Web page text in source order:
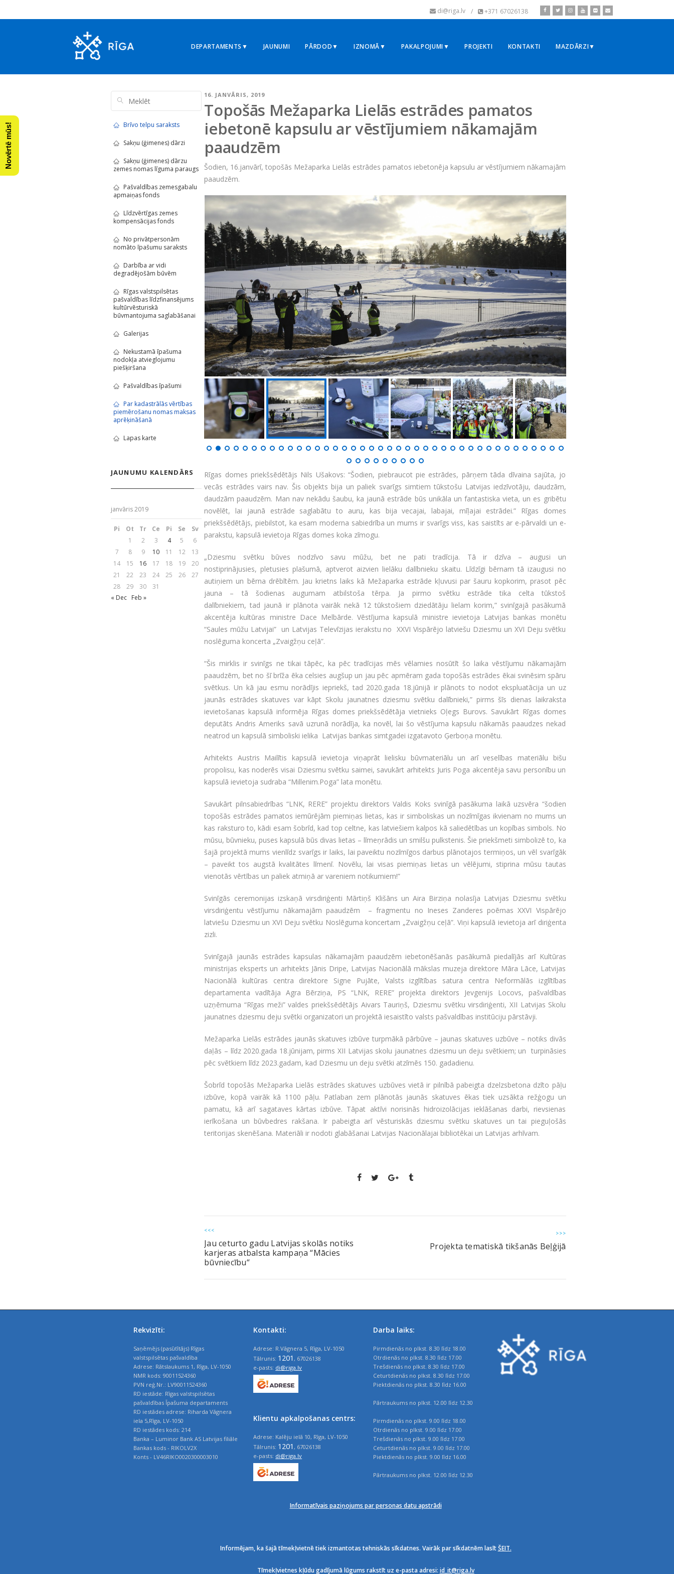
di@riga.lv / +371 67026138
DEPARTAMENTS▼ JAUNUMI PĀRDOD▼ IZNOMĀ▼ PAKALPOJUMI▼ PROJEKTI KONTAKTI MAZDĀRZI▼
16. JANVĀRIS, 2019
Topošās Mežaparka Lielās estrādes pamatos
iebetonē kapsulu ar vēstījumiem nākamajām
paaudzēm
Šodien, 16.janvārī, topošās Mežaparka Lielās estrādes pamatos iebetonēja kapsulu ar vēstījumiem nākamajām
paaudzēm.
Rīgas domes priekšsēdētājs Nils Ušakovs: “Šodien, piebraucot pie estrādes, pārņem tāda dīvaina sajūta, jo
vecās estrādes vairs nav. Šis objekts bija un paliek svarīgs simtiem tūkstošu Latvijas iedzīvotāju, daudzām,
daudzām paaudzēm. Man nav nekādu šaubu, ka jaunā estrāde būs unikāla un fantastiska vieta, un es gribētu
novēlēt, lai jaunā estrāde saglabātu to auru, kas bija vecajai, labajai, mīļajai estrādei.” Rīgas domes
priekšsēdētājs, piebilstot, ka esam moderna sabiedrība un mums ir svarīgs viss, kas saistīts ar e-pārvaldi un e-
parakstu, kapsulā ievietoja Rīgas domes koka zīmogu.
„Dziesmu svētku būves nodzīvo savu mūžu, bet ne pati tradīcija. Tā ir dzīva – augusi un
nostiprinājusies, pletusies plašumā, aptverot aizvien lielāku dalībnieku skaitu. Līdzīgi bērnam tā izaugusi no
autiņiem un bērna drēbītēm. Jau krietns laiks kā Mežaparka estrāde kļuvusi par šauru kopkorim, prasot pēc
jauna – tā šodienas augumam atbilstoša tērpa. Ja pirmo svētku estrāde tika celta tūkstoš
dalībniekiem, tad jaunā ir plānota vairāk nekā 12 tūkstošiem dziedātāju lielam korim,” svinīgajā pasākumā
akcentēja kultūras ministre Dace Melbārde. Vēstījuma kapsulā ministre ievietoja Latvijas bankas monētu
“Saules mūžu Latvijai” un Latvijas Televīzijas ierakstu no XXVI Vispārējo latviešu Dziesmu un XVI Deju svētku
noslēguma koncerta „Zvaigžņu ceļā”.
“Šis mirklis ir svinīgs ne tikai tāpēc, ka pēc tradīcijas mēs vēlamies nosūtīt šo laika vēstījumu nākamajām
paaudzēm, bet no šī brīža ēka celsies augšup un jau pēc apmēram gada topošās estrādes ēkai svinēsim spāru
svētkus. Un kā jau esmu norādījis iepriekš, tad 2020.gada 18.jūnijā ir plānots to nodot ekspluatācija un uz
jaunās estrādes skatuves var kāpt Skolu jaunatnes dziesmu svētku dalībnieki,” pirms šīs dienas laikraksta
ievietošanas kapsulā informēja Rīgas domes priekšsēdētāja vietnieks Oļegs Burovs. Savukārt Rīgas domes
deputāts Andris Ameriks savā uzrunā norādīja, ka novēl, lai šo vēstījuma kapsulu nākamās paaudzes nekad
neatrod un kapsulā simboliski ielika Latvijas bankas simtgadei izgatavoto Ģerboņa monētu.
Arhitekts Austris Mailītis kapsulā ievietoja viņaprāt lielisku būvmateriālu un arī veselības materiālu bišu
propolisu, kas noderēs visai Dziesmu svētku saimei, savukārt arhitekts Juris Poga akcentēja savu personību un
kapsulā ievietoja sudraba “Millenim.Poga” lata monētu.
Savukārt pilnsabiedrības “LNK, RERE” projektu direktors Valdis Koks svinīgā pasākuma laikā uzsvēra “šodien
topošās estrādes pamatos iemūrējām piemiņas lietas, kas ir simboliskas un nozīmīgas ikvienam no mums un
kas raksturo to, kādi esam šobrīd, kad top celtne, kas latviešiem kalpos kā saliedētības un kopības simbols. No
mūsu, būvnieku, puses kapsulā būs divas lietas – līmeņrādis un smilšu pulkstenis. Šie priekšmeti simbolizē to, ka
šajā projektā mums vienlīdz svarīgs ir laiks, lai paveiktu nozīmīgos darbus plānotajos termiņos, un vēl svarīgāk
– paveikt tos augstā kvalitātes līmenī. Novēlu, lai visas piemiņas lietas un vēlējumi, stiprina mūsu tautas
vienotās vērtības un paliek atmiņā ar vareniem notikumiem!”
Svinīgās ceremonijas izskaņā virsdiriģenti Mārtiņš Klišāns un Aira Birziņa nolasīja Latvijas Dziesmu svētku
virsdiriģentu vēstījumu nākamajām paaudzēm – fragmentu no Ineses Zanderes poēmas XXVI Vispārējo
latviešu Dziesmu un XVI Deju svētku Noslēguma koncertam „Zvaigžņu ceļā”. Viņi kapsulā ievietoja arī diriģenta
zizli.
Svinīgajā jaunās estrādes kapsulas nākamajām paaudzēm iebetonēšanās pasākumā piedalījās arī Kultūras
ministrijas eksperts un arhitekts Jānis Dripe, Latvijas Nacionālā mākslas muzeja direktore Māra Lāce, Latvijas
Nacionālā kultūras centra direktore Signe Pujāte, Valsts izglītības satura centra Neformālās izglītības
departamenta vadītāja Agra Bērziņa, PS “LNK, RERE” projekta direktors Jevgenijs Locovs, pašvaldības
uzņēmuma “Rīgas meži” valdes priekšsēdētājs Aivars Tauriņš, Dziesmu svētku virsdiriģenti, XII Latvijas Skolu
jaunatnes dziesmu deju svētki organizatori un projektā iesaistīto valsts pašvaldības institūciju pārstāvji.
Mežaparka Lielās estrādes jaunās skatuves izbūve turpmākā pārbūve – jaunas skatuves uzbūve – notiks divās
daļās – līdz 2020.gada 18.jūnijam, pirms XII Latvijas skolu jaunatnes dziesmu un deju svētkiem; un turpināsies
pēc svētkiem līdz 2023.gadam, kad Dziesmu un deju svētki atzīmēs 150. gadadienu.
Šobrīd topošās Mežaparka Lielās estrādes skatuves uzbūves vietā ir pilnībā pabeigta dzelzsbetona dzīto pāļu
izbūve, kopā vairāk kā 1100 pāļu. Patlaban zem plānotās jaunās skatuves ēkas tiek uzsākta režģogu un
pamatu, kā arī sagataves kārtas izbūve. Tāpat aktīvi norisinās hidroizolācijas ieklāšanas darbi, rievsienas
ierīkošana un būvbedres rakšana. Ir pabeigta arī vēsturiskās dziesmu svētku skatuves un tai pieguļošās
teritorijas skenēšana. Materiāli ir nodoti glabāšanai Latvijas Nacionālajai bibliotēkai un Latvijas arhīvam.
<<<
Jau ceturto gadu Latvijas skolās notiks
karjeras atbalsta kampaņa “Mācies
būvniecību“
>>>
Projekta tematiskā tikšanās Beļģijā
Brīvo telpu saraksts
Sakņu (ģimenes) dārzi
Sakņu (ģimenes) dārzu
zemes nomas līguma paraugs
Pašvaldības zemesgabalu
apmaiņas fonds
Līdzvērtīgas zemes
kompensācijas fonds
No privātpersonām
nomāto īpašumu saraksts
Darbība ar vidi
degradējošām būvēm
Rīgas valstspilsētas
pašvaldības līdzfinansējums
kultūrvēsturiskā
būvmantojuma saglabāšanai
Galerijas
Nekustamā īpašuma
nodokļa atvieglojumu
piešķiršana
Pašvaldības īpašumi
Par kadastrālās vērtības
piemērošanu nomas maksas
aprēķināšanā
Lapas karte
JAUNUMU KALENDĀRS
janvāris 2019
Pi Ot Tr Ce Pi Se
Sv
1
2 3 4 5
6
7
8 9 10 11 12
13
14
15 16 17 18 19
20
21
22 23 24 25 26
27
28
29 30
31
« Dec
Feb »
Rekvizīti:
Saņēmējs (pasūtītājs) Rīgas
valstspilsētas pašvaldība
Adrese: Rātslaukums 1, Rīga, LV-1050
NMR kods: 90011524360
PVN reģ.Nr.: LV90011524360
RD iestāde: Rīgas valstspilsētas
pašvaldības Īpašuma departaments
RD iestādes adrese: Riharda Vāgnera
iela 5,Rīga, LV-1050
RD iestādes kods: 214
Banka – Luminor Bank AS Latvijas filiāle
Bankas kods - RIKOLV2X
Konts - LV46RIKO0020300003010
Kontakti:
Adrese: R.Vāgnera 5, Rīga, LV-1050
Tālrunis: 1201 , 67026138
e-pasts: di@riga.lv
Klientu apkalpošanas centrs:
Adrese: Kalēju ielā 10, Rīga, LV-1050
Tālrunis: 1201 , 67026138
e-pasts: di@riga.lv
Darba laiks:
Pirmdienās no plkst. 8.30 līdz 18.00
Otrdienās no plkst. 8.30 līdz 17.00
Trešdienās no plkst. 8.30 līdz 17.00
Ceturtdienās no plkst. 8.30 līdz 17.00
Piektdienās no plkst. 8.30 līdz 16.00
Pārtraukums no plkst. 12.00 līdz 12.30
Pirmdienās no plkst. 9.00 līdz 18.00
Otrdienās no plkst. 9.00 līdz 17.00
Trešdienās no plkst. 9.00 līdz 17.00
Ceturtdienās no plkst. 9.00 līdz 17.00
Piektdienās no plkst. 9.00 līdz 16.00
Pārtraukums no plkst. 12.00 līdz 12.30
Informatīvais paziņojums par personas datu apstrādi
Informējam, ka šajā tīmekļvietnē tiek izmantotas tehniskās sīkdatnes. Vairāk par sīkdatnēm lasītŠEIT.
Tīmekļvietnes kļūdu gadījumā lūgums rakstīt uz e-pasta adresi: id_it@riga.lv
Novērtē mūs!